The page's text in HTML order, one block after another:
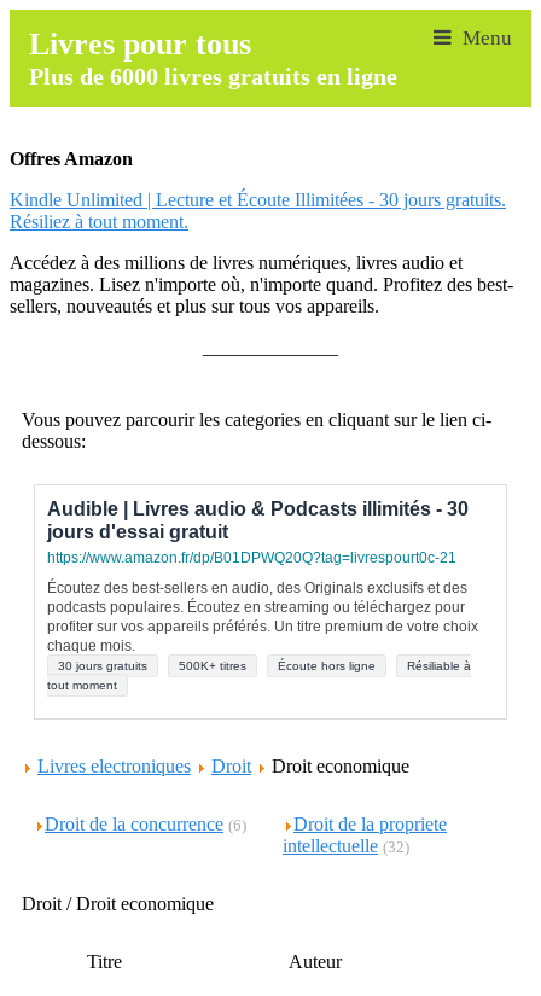
Livres pour tous
Plus de 6000 livres gratuits en ligne
Offres Amazon
Kindle Unlimited | Lecture et Écoute Illimitées - 30 jours gratuits.
Résiliez à tout moment.
Accédez à des millions de livres numériques, livres audio et
magazines. Lisez n'importe où, n'importe quand. Profitez des best-
sellers, nouveautés et plus sur tous vos appareils.
Vous pouvez parcourir les categories en cliquant sur le lien ci-
dessous:
Audible | Livres audio & Podcasts illimités - 30
jours d'essai gratuit
https://www.amazon.fr/dp/B01DPWQ20Q?tag=livrespourt0c-21
Écoutez des best-sellers en audio, des Originals exclusifs et des
podcasts populaires. Écoutez en streaming ou téléchargez pour
profiter sur vos appareils préférés. Un titre premium de votre choix
chaque mois.
30 jours gratuits 500K+ titres Écoute hors ligne
Résiliable à
tout moment
Livres electroniques Droit Droit economique
Droit de la concurrence (6)
Droit de la propriete
intellectuelle (32)
Droit / Droit economique
Titre Auteur